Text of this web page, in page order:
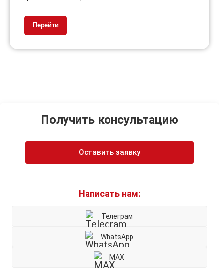
Перейти
Получить консультацию
Оставить заявку
Написать нам:
Телеграм
WhatsApp
MAX